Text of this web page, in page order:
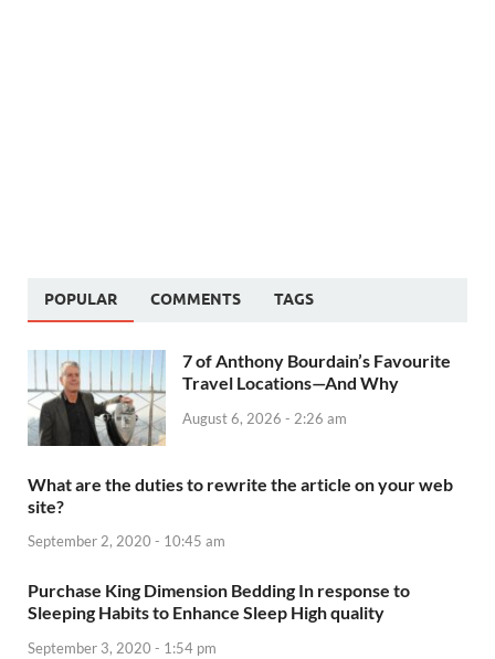
POPULAR COMMENTS TAGS
7 of Anthony Bourdain’s Favourite
Travel Locations—And Why
August 6, 2026 - 2:26 am
What are the duties to rewrite the article on your web
site?
September 2, 2020 - 10:45 am
Purchase King Dimension Bedding In response to
Sleeping Habits to Enhance Sleep High quality
September 3, 2020 - 1:54 pm